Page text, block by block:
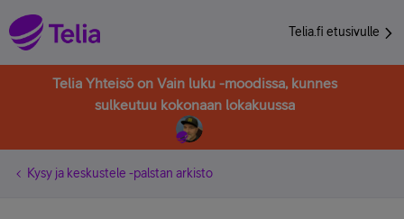
Telia.fi etusivulle
Telia Yhteisö on Vain luku -moodissa, kunnes
sulkeutuu kokonaan lokakuussa
Kysy ja keskustele -palstan arkisto